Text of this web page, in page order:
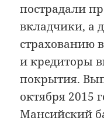
пострадали
вкладчики, а
страхованию
и кредиторы
покрытия.
октября 2015
Мансийский